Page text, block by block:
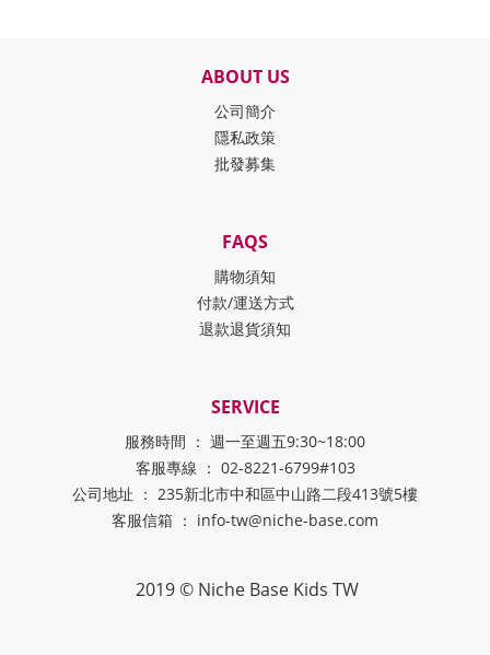
ABOUT US
公司簡介
隱私政策
批發募集
FAQS
購物須知
付款/運送方式
退款退貨須知
SERVICE
服務時間 ： 週一至週五9:30~18:00
客服專線 ： 02-8221-6799#103
公司地址 ： 235新北市中和區中山路二段413號5樓
客服信箱 ： info-tw@niche-base.com
2019 © Niche Base Kids TW